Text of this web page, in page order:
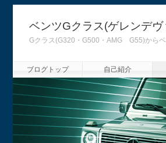
ベンツGクラス(ゲレンデ
Gクラス(G320・G500・AMG G55)から
ブログトップ 自己紹介